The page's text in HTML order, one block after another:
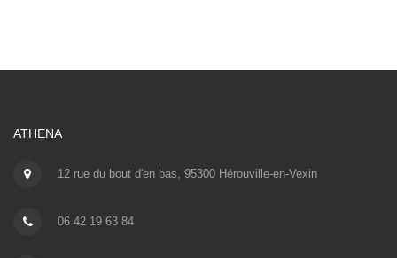
ATHENA
12 rue du bout d'en bas, 95300 Hérouville-en-Vexin
06 42 19 63 84